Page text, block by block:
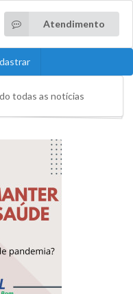
Atendimento
todas as notícias